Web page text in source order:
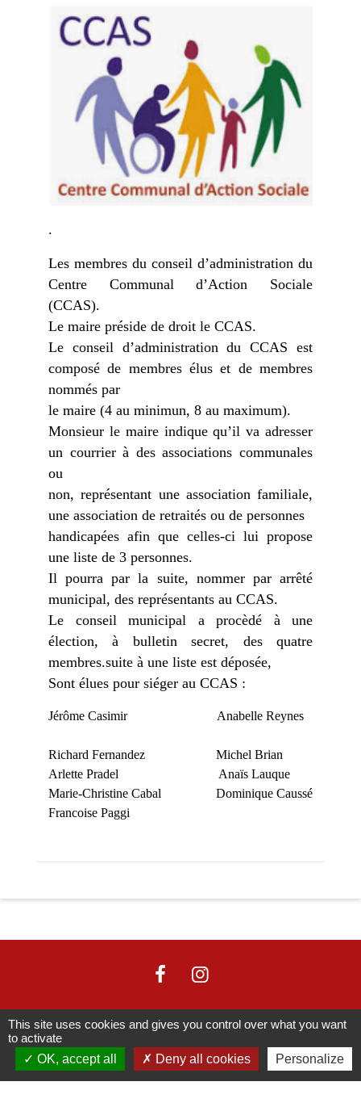
.
Les membres du conseil d’administration du
Centre Communal d’Action Sociale
(CCAS).
Le maire préside de droit le CCAS.
Le conseil d’administration du CCAS est
composé de membres élus et de membres
nommés par
le maire (4 au minimun, 8 au maximum).
Monsieur le maire indique qu’il va adresser
un courrier à des associations communales
ou
non, représentant une association familiale,
une association de retraités ou de personnes
handicapées afin que celles-ci lui propose
une liste de 3 personnes.
Il pourra par la suite, nommer par arrêté
municipal, des représentants au CCAS.
Le conseil municipal a procèdé à une
élection, à bulletin secret, des quatre
membres.suite à une liste est déposée,
Sont élues pour siéger au CCAS :
​​Jérôme Casimir Anabelle Reynes
Richard Fernandez Michel Brian
Arlette Pradel Anaïs Lauque
Marie-Christine Cabal Dominique Caussé
Francoise Paggi
Contacter la mairie
Commune de Fréjairolles
This site uses cookies and gives you control over what you want
to activate
OK, accept all
Deny all cookies Personalize